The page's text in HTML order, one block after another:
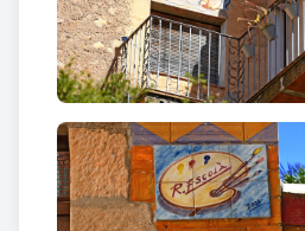
amb una naturalitat
Aquesta màgia es manifesta
d’obra que acompanya el
si el mateix poble s’hagués
mural aparentment senzill,